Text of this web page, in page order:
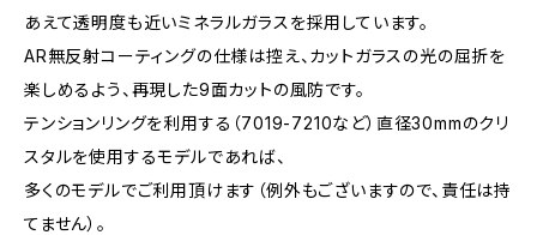
あえて透明度も近いミネラルガラスを採用しています。
AR無反射コーティングの仕様は控え、カットガラスの光の屈折を
楽しめるよう、再現した9面カットの風防です。
テンションリングを利用する（7019-7210など）直径30mmのクリ
スタルを使用するモデルであれば、
多くのモデルでご利用頂けます（例外もございますので、責任は持
てません）。